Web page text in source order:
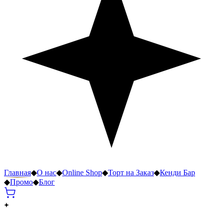
Главная◆О нас◆Online Shop◆Торт на Заказ◆Кенди Бар
◆Промо◆Блог